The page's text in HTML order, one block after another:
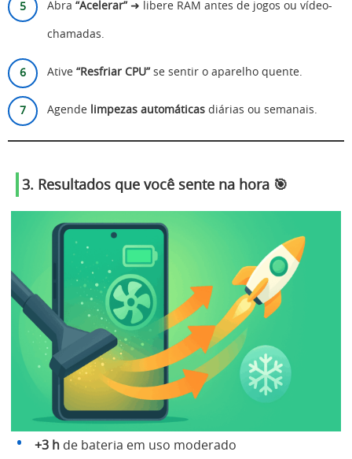
Abra “Acelerar” ➜ libere RAM antes de jogos ou vídeo-
chamadas.
Ative “Resfriar CPU” se sentir o aparelho quente.
Agende limpezas automáticas diárias ou semanais.
3. Resultados que você sente na hora 🎯
+3 h de bateria em uso moderado